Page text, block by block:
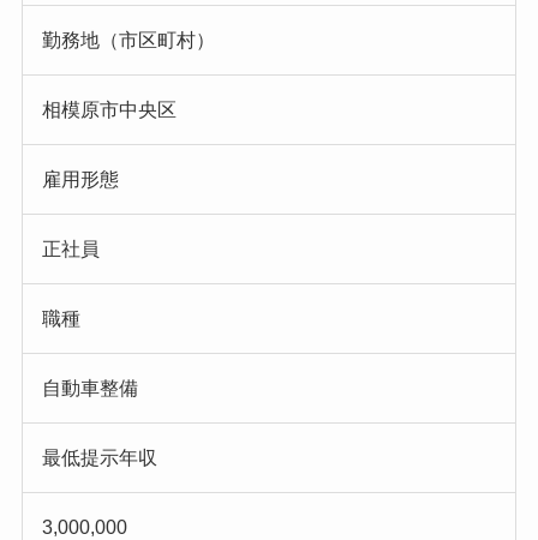
勤務地（市区町村）
相模原市中央区
雇用形態
正社員
職種
自動車整備
最低提示年収
3,000,000